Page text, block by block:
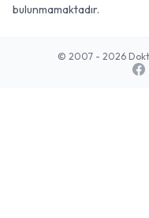
bulunmamaktadır.
© 2007 - 2026